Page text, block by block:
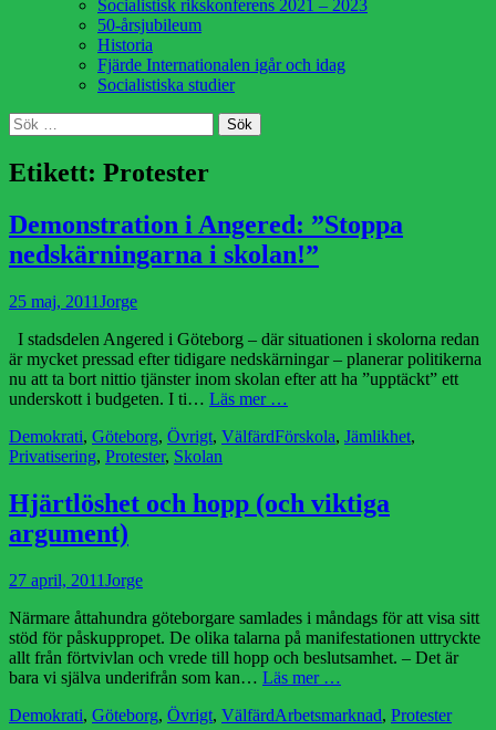
Socialistisk rikskonferens 2021 – 2023
50-årsjubileum
Historia
Fjärde Internationalen igår och idag
Socialistiska studier
Sök
Sök
efter:
Etikett: Protester
Demonstration i Angered: ”Stoppa
nedskärningarna i skolan!”
Publicerad
25 maj, 2011 Författare
Jorge
I stadsdelen Angered i Göteborg – där situationen i skolorna redan
är mycket pressad efter tidigare nedskärningar – planerar politikerna
nu att ta bort nittio tjänster inom skolan efter att ha ”upptäckt” ett
underskott i budgeten. I ti… Läs mer …
Kategorier
Demokrati, Göteborg, Övrigt, VälfärdEtiketter
Förskola, Jämlikhet,
Privatisering, Protester, Skolan
Hjärtlöshet och hopp (och viktiga
argument)
Publicerad
27 april, 2011 Författare
Jorge
Närmare åttahundra göteborgare samlades i måndags för att visa sitt
stöd för påskuppropet. De olika talarna på manifestationen uttryckte
allt från förtvivlan och vrede till hopp och beslutsamhet. – Det är
bara vi själva underifrån som kan… Läs mer …
Kategorier
Demokrati, Göteborg, Övrigt, VälfärdEtiketter
Arbetsmarknad, Protester